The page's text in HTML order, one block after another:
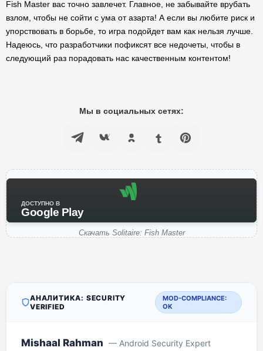
Fish Master вас точно завлечет. Главное, не забывайте врубать
взлом, чтобы не сойти с ума от азарта! А если вы любите риск и
упорствовать в борьбе, то игра подойдет вам как нельзя лучше.
Надеюсь, что разработчики пофиксят все недочеты, чтобы в
следующий раз порадовать нас качественным контентом!
Мы в социальных сетях:
ДОСТУПНО В
Google Play
Скачать Solitaire: Fish Master
АНАЛИТИКА: SECURITY
VERIFIED
MOD-COMPLIANCE:
OK
Mishaal Rahman — Android Security Expert